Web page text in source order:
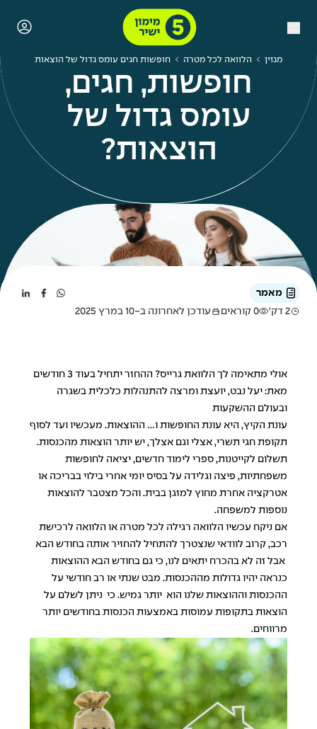
מגזין הלוואה לכל מטרה חופשות חגים עומס גדול של הוצאות
חופשות, חגים,
עומס גדול של
הוצאות?
מאמר
2 דק'
0 קוראים עודכן לאחרונה ב-10 במרץ 2025
אולי מתאימה לך הלוואת גרייס? ההחזר יתחיל בעוד 3 חודשים
מאת: יעל נבט, יועצת ומרצה להתנהלות כלכלית בשגרה
ובעולם ההשקעות
עונת הקיץ, היא עונת החופשות ו... ההוצאות. מעכשיו ועד לסוף
תקופת חגי תשרי, אצלי וגם אצלך, יש יותר הוצאות מהכנסות.
תשלום לקייטנות, ספרי לימוד חדשים, יציאה לחופשות
משפחתיות, פיצה וגלידה על בסיס יומי אחרי בילוי בבריכה או
אטרקציה אחרת מחוץ למזגן בבית. והכל מצטבר להוצאות
נוספות למשפחה.
אם ניקח עכשיו הלוואה רגילה לכל מטרה או הלוואה לרכישת
רכב, קרוב לוודאי שנצטרך להתחיל להחזיר אותה בחודש הבא
אבל זה לא בהכרח יתאים לנו, כי גם בחודש הבא ההוצאות
כנראה יהיו גדולות מההכנסות. מבט שנתי או רב חודשי על
ההכנסות וההוצאות שלנו הוא יותר גמיש. כי ניתן לשלם על
הוצאות בתקופות עמוסות באמצעות הכנסות בחודשים יותר
מרווחים.